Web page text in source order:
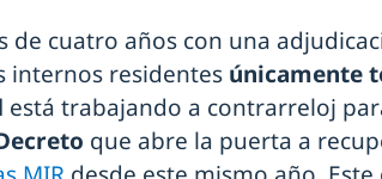
de cuatro años con una
internos residentes únicamente
está trabajando a contrarreloj
que abre la puerta a